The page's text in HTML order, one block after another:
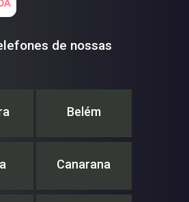
de nossas
Belém
Canarana